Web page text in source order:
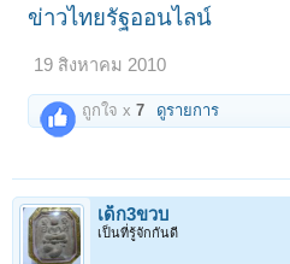
ข่าวไทยรัฐออนไลน์
19 สิงหาคม 2010
ถูกใจ x7 ดูรายการ
เด็ก3ขวบ
เป็นที่รู้จักกันดี